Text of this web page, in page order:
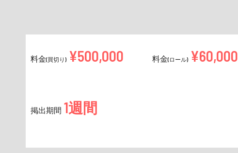
料金(買切り) ¥500,000 料金(ロール) ¥60,000
掲出期間 1週間